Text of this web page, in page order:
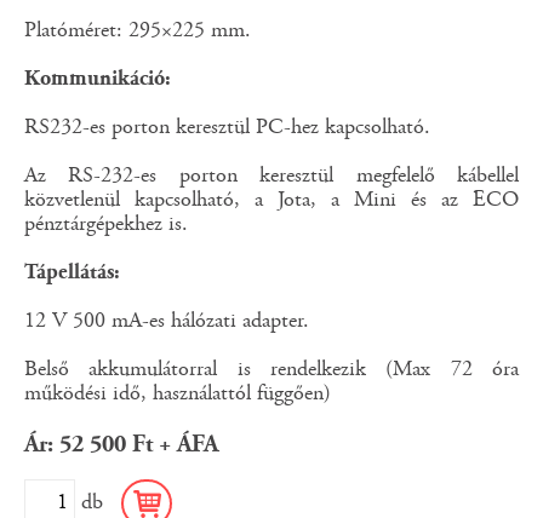
Ár: 52 500 Ft + ÁFA
db
Platóméret: 295×225 mm.
Kommunikáció:
RS232-es porton keresztül PC-hez kapcsolható.
Az RS-232-es porton keresztül megfelelő kábellel
közvetlenül kapcsolható, a Jota, a Mini és az ECO
pénztárgépekhez is.
Tápellátás:
12 V 500 mA-es hálózati adapter.
Belső akkumulátorral is rendelkezik (Max 72 óra
működési idő, használattól függően)